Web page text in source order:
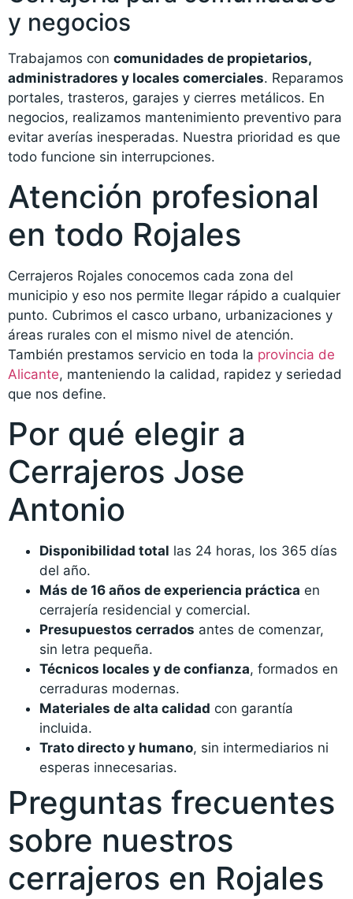
y negocios
Trabajamos con comunidades de propietarios,
administradores y locales comerciales. Reparamos
portales, trasteros, garajes y cierres metálicos. En
negocios, realizamos mantenimiento preventivo para
evitar averías inesperadas. Nuestra prioridad es que
todo funcione sin interrupciones.
Atención profesional
en todo Rojales
Cerrajeros Rojales conocemos cada zona del
municipio y eso nos permite llegar rápido a cualquier
punto. Cubrimos el casco urbano, urbanizaciones y
áreas rurales con el mismo nivel de atención.
También prestamos servicio en toda la provincia de
Alicante, manteniendo la calidad, rapidez y seriedad
que nos define.
Por qué elegir a
Cerrajeros Jose
Antonio
Disponibilidad total las 24 horas, los 365 días
del año.
Más de 16 años de experiencia práctica en
cerrajería residencial y comercial.
Presupuestos cerrados antes de comenzar,
sin letra pequeña.
Técnicos locales y de confianza, formados en
cerraduras modernas.
Materiales de alta calidad con garantía
incluida.
Trato directo y humano, sin intermediarios ni
esperas innecesarias.
Preguntas frecuentes
sobre nuestros
cerrajeros en Rojales